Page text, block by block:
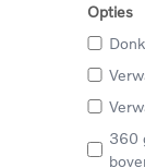
Opties
360